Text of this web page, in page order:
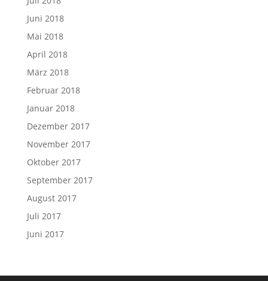
Juni 2018
Mai 2018
April 2018
März 2018
Februar 2018
Januar 2018
Dezember 2017
November 2017
Oktober 2017
September 2017
August 2017
Juli 2017
Juni 2017